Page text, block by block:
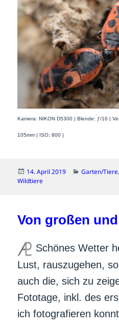
Kamera: NIKON D5300 | Blende: ƒ/10 |
105mm | ISO: 800 |
Veröffentlicht
am
14. April 2019 Kategorien
Garten/Tiere,
Wildtiere
Von großen
Schönes Wetter
Lust, rauszugehen,
auch die, sich zu
Fototage, inkl. des
ich fotografieren